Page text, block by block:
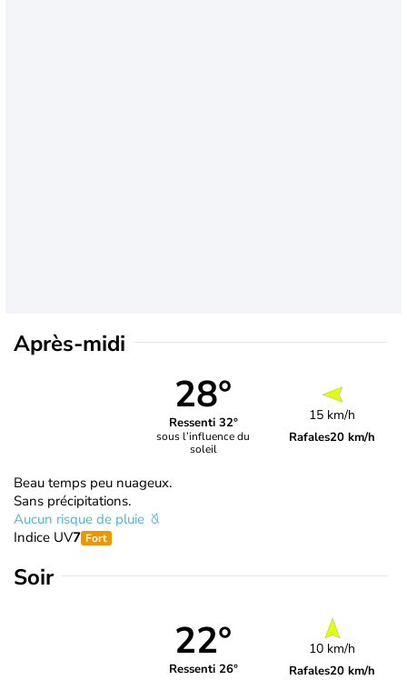
Après-midi
28°
Ressenti 32°
sous l’influence du
soleil
15 km/h
Rafales20 km/h
Beau temps peu nuageux.
Sans précipitations.
Aucun risque de pluie
Indice UV7 Fort
Soir
22°
Ressenti 26°
10 km/h
Rafales20 km/h